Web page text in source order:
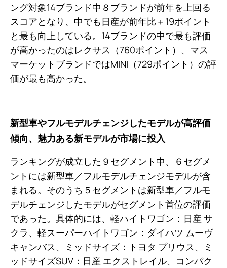
ング対象14ブランド中８ブランドが前年を上回る
スコアとなり、中でも日産が前年比＋19ポイント
と最も向上している。14ブランドの中で最も評価
が高かったのはレクサス（760ポイント）、マス
マーケットブランドではMINI（729ポイント）の評
価が最も高かった。
新型車やフルモデルチェンジしたモデルが高評価
傾向、魅力ある新モデルが市場に投入
ランキングが成立した９セグメント中、６セグメ
ントには新型車／フルモデルチェンジモデルが含
まれる。そのうち５セグメントは新型車／フルモ
デルチェンジしたモデルがセグメント首位の評価
であった。具体的には、軽ハイトワゴン：日産 サ
クラ、軽スーパーハイトワゴン：ダイハツ ムーヴ
キャンバス、ミッドサイズ：トヨタ プリウス、ミ
ッドサイズSUV：日産 エクストレイル、コンパク